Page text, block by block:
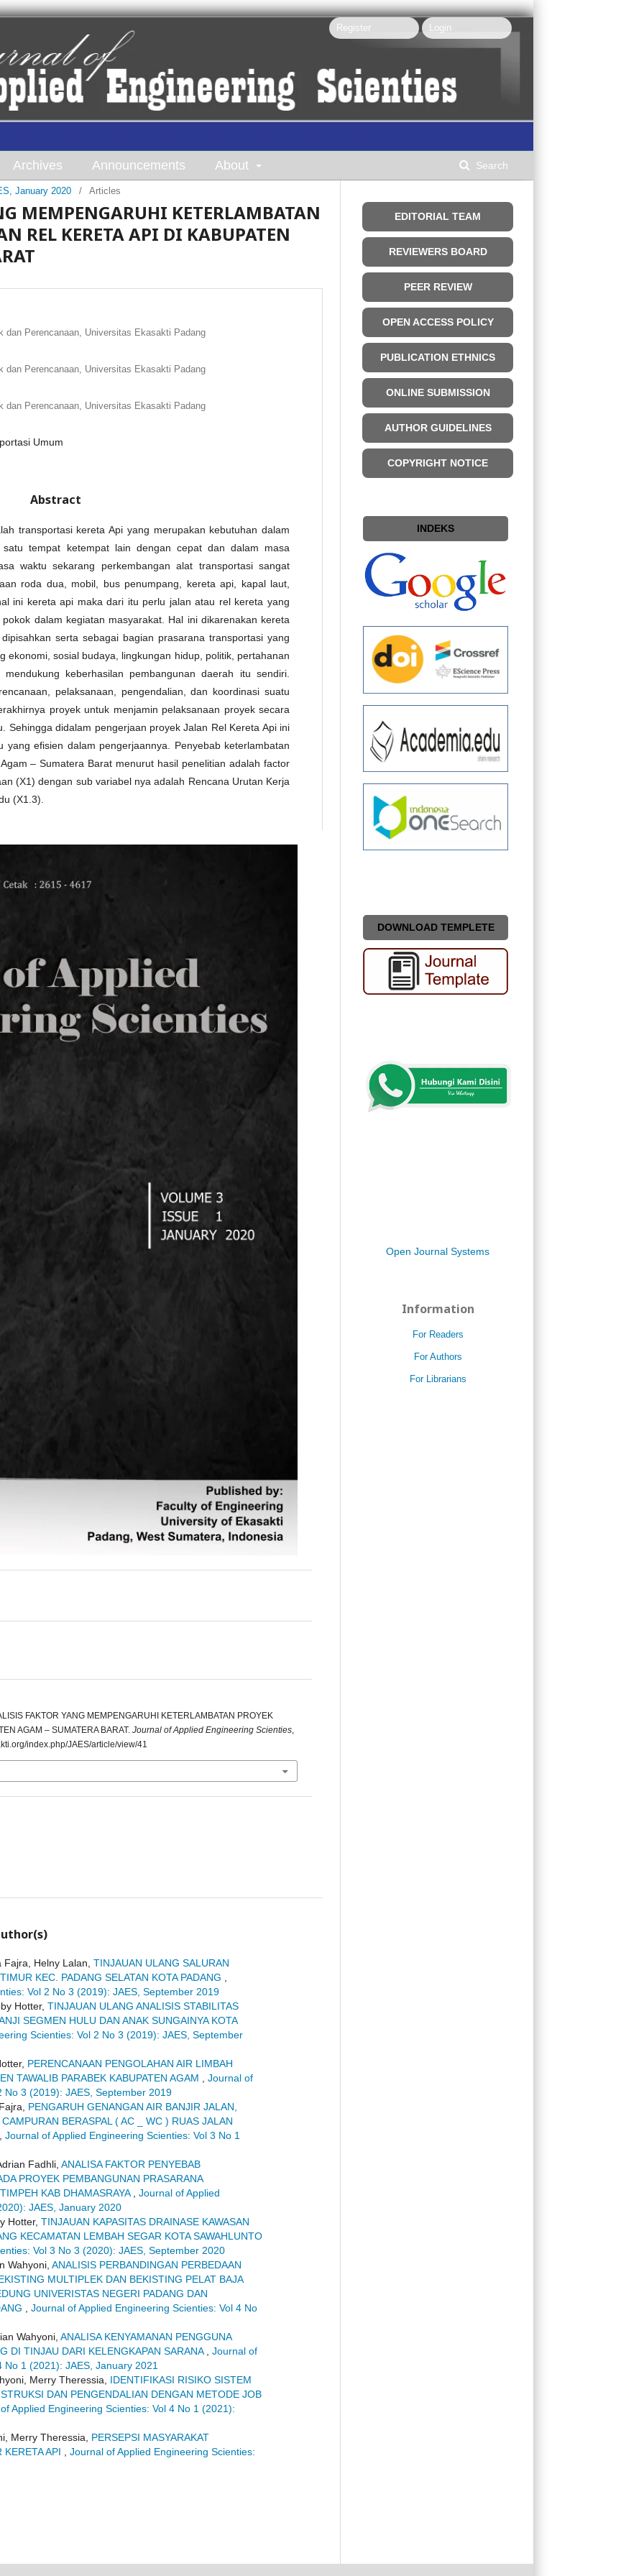
Archives Announcements About Search
Register Login
January 2020 / Articles
MEMPENGARUHI KETERLAMBATAN
REL KERETA API DI KABUPATEN
Perencanaan, Universitas Ekasakti Padang
Perencanaan, Universitas Ekasakti Padang
Perencanaan, Universitas Ekasakti Padang
Umum
Abstract
transportasi kereta Api yang merupakan kebutuhan dalam
tempat ketempat lain dengan cepat dan dalam masa
waktu sekarang perkembangan alat transportasi sangat
roda dua, mobil, bus penumpang, kereta api, kapal laut,
ini kereta api maka dari itu perlu jalan atau rel kereta yang
dalam kegiatan masyarakat. Hal ini dikarenakan kereta
serta sebagai bagian prasarana transportasi yang
ekonomi, sosial budaya, lingkungan hidup, politik, pertahanan
keberhasilan pembangunan daerah itu sendiri.
pelaksanaan, pengendalian, dan koordinasi suatu
proyek untuk menjamin pelaksanaan proyek secara
Sehingga didalam pengerjaan proyek Jalan Rel Kereta Api ini
yang efisien dalam pengerjaannya. Penyebab keterlambatan
– Sumatera Barat menurut hasil penelitian adalah factor
(X1) dengan sub variabel nya adalah Rencana Urutan Kerja
(X1.3).
FAKTOR YANG MEMPENGARUHI KETERLAMBATAN PROYEK
AGAM – SUMATERA BARAT. Journal of Applied Engineering Scienties
index.php/JAES/article/view/41
Helny Lalan, TINJAUAN ULANG SALURAN
KEC. PADANG SELATAN KOTA PADANG
Vol 2 No 3 (2019): JAES, September 2019
Hotter, TINJAUAN ULANG ANALISIS STABILITAS
SEGMEN HULU DAN ANAK SUNGAINYA KOTA
Scienties: Vol 2 No 3 (2019): JAES, September
PERENCANAAN PENGOLAHAN AIR LIMBAH
TAWALIB PARABEK KABUPATEN AGAM
Journal of
No 3 (2019): JAES, September 2019
PENGARUH GENANGAN AIR BANJIR JALAN,
BERASPAL ( AC _ WC ) RUAS JALAN
Journal of Applied Engineering Scienties: Vol 3 No 1
Fadhli, ANALISA FAKTOR PENYEBAB
PROYEK PEMBANGUNAN PRASARANA
KAB DHAMASRAYA
Journal of Applied
JAES, January 2020
Hotter, TINJAUAN KAPASITAS DRAINASE KAWASAN
KECAMATAN LEMBAH SEGAR KOTA SAWAHLUNTO
Vol 3 No 3 (2020): JAES, September 2020
Wahyoni, ANALISIS PERBANDINGAN PERBEDAAN
MULTIPLEK DAN BEKISTING PELAT BAJA
UNIVERISTAS NEGERI PADANG DAN
Journal of Applied Engineering Scienties: Vol 4 No
Wahyoni, ANALISA KENYAMANAN PENGGUNA
DI TINJAU DARI KELENGKAPAN SARANA
Journal of
1 (2021): JAES, January 2021
Merry Theressia, IDENTIFIKASI RISIKO SISTEM
DAN PENGENDALIAN DENGAN METODE JOB
Applied Engineering Scienties: Vol 4 No 1 (2021):
Merry Theressia, PERSEPSI MASYARAKAT
API
Journal of Applied Engineering Scienties:
EDITORIAL TEAM
REVIEWERS BOARD
PEER REVIEW
OPEN ACCESS POLICY
PUBLICATION ETHNICS
ONLINE SUBMISSION
AUTHOR GUIDELINES
COPYRIGHT NOTICE
INDEKS
DOWNLOAD TEMPLETE
Open Journal Systems
Information
For Readers
For Authors
For Librarians